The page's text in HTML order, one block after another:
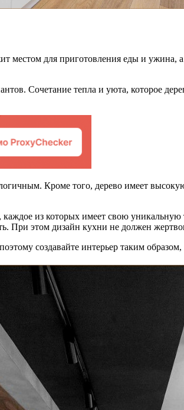
для приготовления еды и ужина,
Сочетание тепла и уюта, которое
Кроме того, дерево имеет
из которых имеет свою уникальную
При этом дизайн кухни не должен
создавайте интерьер таким